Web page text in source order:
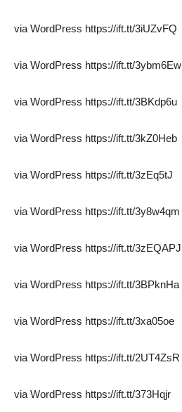
via WordPress https://ift.tt/3iUZvFQ
via WordPress https://ift.tt/3ybm6Ew
via WordPress https://ift.tt/3BKdp6u
via WordPress https://ift.tt/3kZ0Heb
via WordPress https://ift.tt/3zEq5tJ
via WordPress https://ift.tt/3y8w4qm
via WordPress https://ift.tt/3zEQAPJ
via WordPress https://ift.tt/3BPknHa
via WordPress https://ift.tt/3xa05oe
via WordPress https://ift.tt/2UT4ZsR
via WordPress https://ift.tt/373Hqjr